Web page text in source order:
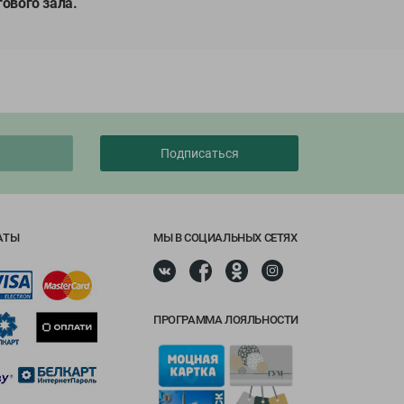
Подписаться
МЫ В СОЦИАЛЬНЫХ СЕТЯХ
ПРОГРАММА ЛОЯЛЬНОСТИ